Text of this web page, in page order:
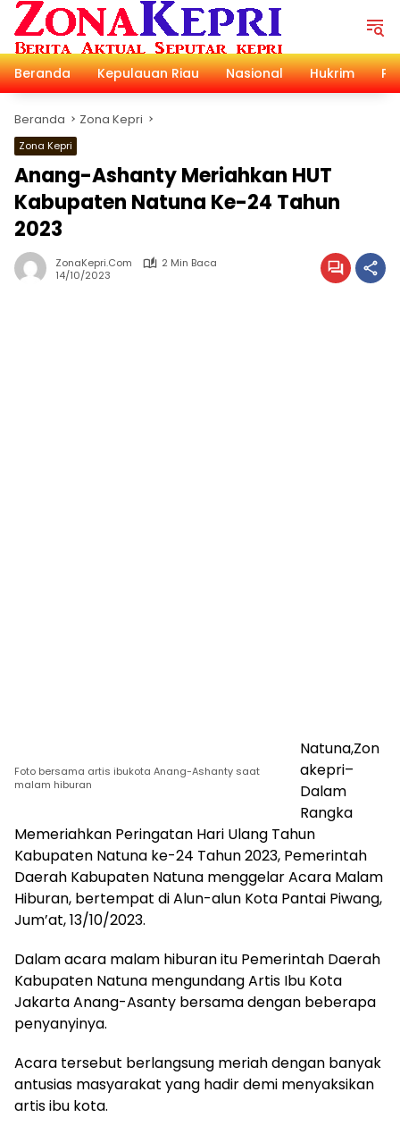
Langsung
konten
Beranda
Kepulauan Riau Nasional Hukrim
Beranda Zona Kepri
Zona Kepri
Anang-Ashanty Meriahkan HUT
Kabupaten Natuna Ke-24 Tahun
2023
ZonaKepri.com
2 Min Baca
14/10/2023
Foto bersama artis ibukota Anang-Ashanty saat
malam hiburan
Natuna,Zon
akepri–
Dalam
Rangka
Memeriahkan Peringatan Hari Ulang Tahun
Kabupaten Natuna ke-24 Tahun 2023, Pemerintah
Daerah Kabupaten Natuna menggelar Acara Malam
Hiburan, bertempat di Alun-alun Kota Pantai Piwang,
Jum’at, 13/10/2023.
Dalam acara malam hiburan itu Pemerintah Daerah
Kabupaten Natuna mengundang Artis Ibu Kota
Jakarta Anang-Asanty bersama dengan beberapa
penyanyinya.
Acara tersebut berlangsung meriah dengan banyak
antusias masyarakat yang hadir demi menyaksikan
artis ibu kota.